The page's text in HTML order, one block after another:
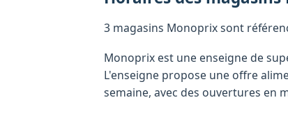
3 magasins Monoprix sont
Monoprix est une enseigne de
L'enseigne propose une offre
semaine, avec des ouvertures en